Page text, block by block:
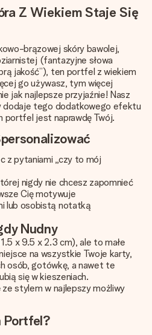
Z Wiekiem Staje Się
brązowej skóry bawolej,
(fantazyjne słowa
jakość”), ten portfel z wiekiem
go używasz, tym więcej
jak najlepsze przyjaźnie! Nasz
dodaje tego dodatkowego efektu
portfel jest naprawdę Twój.
z pytaniami „czy to mój
nigdy nie chcesz zapomnieć
Cię motywuje
lub osobistą notatką
Nudny
x 9.5 x 2.3 cm), ale to małe
na wszystkie Twoje karty,
osób, gotówkę, a nawet te
się w kieszeniach.
stylem w najlepszy możliwy
Portfel?